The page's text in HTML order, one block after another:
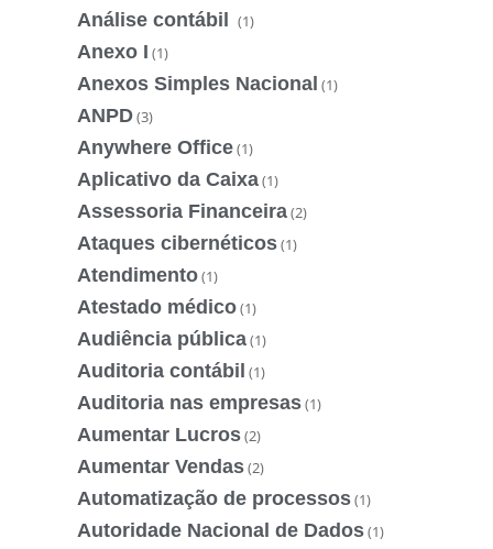
Análise contábil (1)
Anexo I (1)
Anexos Simples Nacional (1)
ANPD(3)
Anywhere Office(1)
Aplicativo da Caixa(1)
Assessoria Financeira(2)
Ataques cibernéticos(1)
Atendimento(1)
Atestado médico(1)
Audiência pública(1)
Auditoria contábil (1)
Auditoria nas empresas(1)
Aumentar Lucros(2)
Aumentar Vendas(2)
Automatização de processos(1)
Autoridade Nacional de Dados(1)